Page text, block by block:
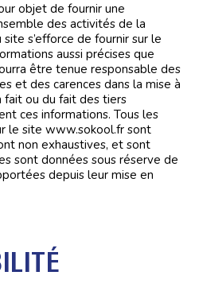
objet de fournir une
des activités de la
s’efforce de fournir sur le
aussi précises que
être tenue responsable des
et des carences dans la mise à
fait ou du fait des tiers
ces informations. Tous les
le site www.sokool.fr sont
non exhaustives, et sont
sont données sous réserve de
depuis leur mise en